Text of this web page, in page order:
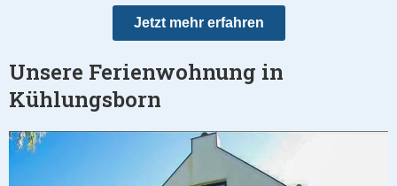
Unsere Ferienwohnung in
Kühlungsborn
Jetzt mehr erfahren